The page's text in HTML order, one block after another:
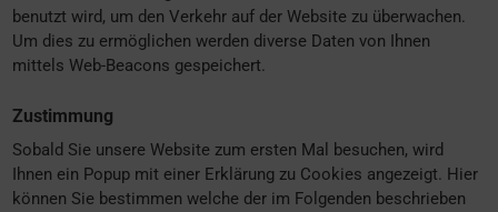
benutzt wird, um den Verkehr auf der Website zu überwachen.
Um dies zu ermöglichen werden diverse Daten von Ihnen
mittels Web-Beacons gespeichert.
Zustimmung
Sobald Sie unsere Website zum ersten Mal besuchen, wird
Ihnen ein Popup mit einer Erklärung zu Cookies angezeigt. Hier
können Sie bestimmen welche der im Folgenden beschrieben